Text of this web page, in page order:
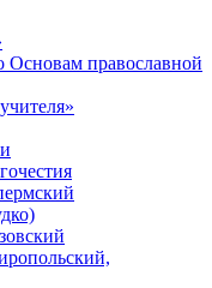
православной